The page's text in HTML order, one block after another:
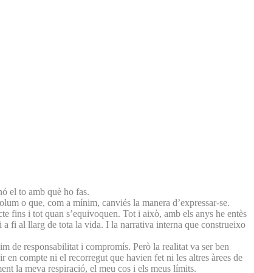
el to amb què ho fas.
o que, com a mínim, canviés la manera d’expressar-se.
fins i tot quan s’equivoquen. Tot i això, amb els anys he entès
fi al llarg de tota la vida. I la narrativa interna que construeixo
de responsabilitat i compromís. Però la realitat va ser ben
compte ni el recorregut que havien fet ni les altres àrees de
la meva respiració, el meu cos i els meus límits.